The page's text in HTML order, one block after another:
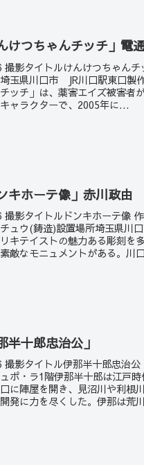
けつちゃんチッチ」電
撮影タイトルけんけつちゃん
玉県川口市 JR川口駅東口製
ッチ」は、薬害エイズ被害者
ャラクターで、2005年に...
キホーテ像」赤川政由
撮影タイトルドンキホーテ像
ュウ(鋳造)設置場所埼玉県川
キテイストの魅力ある彫刻を
敵なモニュメントがある。川
半十郎忠治公」
撮影タイトル伊那半十郎忠治
ポ・ラ1階伊那半十郎は江戸
に陣屋を開き、見沼川や利根
発に力を尽くした。伊那は荒